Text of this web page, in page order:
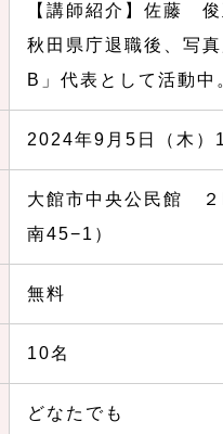
【講師紹介】佐藤 俊
秋田県庁退職後、写
B」代表として活動中
2024年9月5日（木
大館市中央公民館 ２
南45−1）
無料
10名
どなたでも